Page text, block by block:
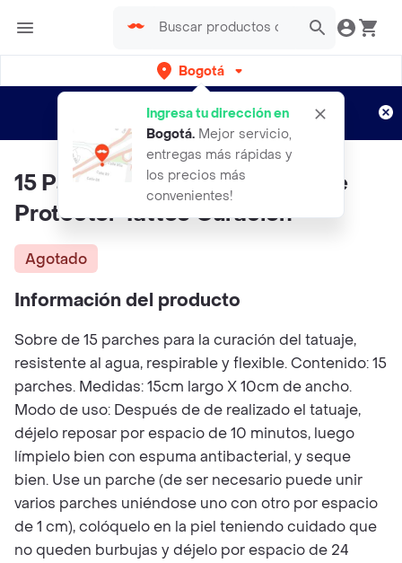
Bogotá
Ingresa tu dirección en
Bogotá. Mejor servicio,
entregas más rápidas y
los precios más
convenientes!
envíos gratis por semanas
Aplican TyC
15 Parches Cicatrizante Tatuaje
Protector Tattoo Curación
Agotado
Información del producto
Sobre de 15 parches para la curación del tatuaje,
resistente al agua, respirable y flexible. Contenido: 15
parches. Medidas: 15cm largo X 10cm de ancho.
Modo de uso: Después de de realizado el tatuaje,
déjelo reposar por espacio de 10 minutos, luego
límpielo bien con espuma antibacterial, y seque
bien. Use un parche (de ser necesario puede unir
varios parches uniéndose uno con otro por espacio
de 1 cm), colóquelo en la piel teniendo cuidado que
no queden burbujas y déjelo por espacio de 24